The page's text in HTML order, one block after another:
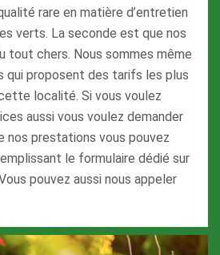
rare en matière d’entretien
verts. La seconde est que nos
tout chers. Nous sommes même
qui proposent des tarifs les plus
localité. Si vous voulez
aussi vous voulez demander
nos prestations vous pouvez
le formulaire dédié sur
pouvez aussi nous appeler